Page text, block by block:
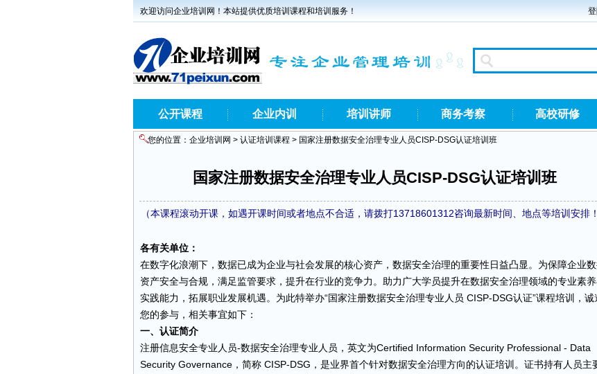
欢迎访问企业培训网！本站提供优质培训课程和培训服务！
公开课程 企业内训 培训讲师 商务考察 高校研修
您的位置： 企业培训网 > 认证培训课程 > 国家注册数据安全治理专业人员CISP-DSG认证培训班
国家注册数据安全治理专业人员CISP-DSG认证培训班
（本课程滚动开课，如遇开课时间或者地点不合适，请拨打13718601312咨询最新时间、地点等培训安排！
各有关单位：
在数字化浪潮下，数据已成为企业与社会发展的核心资产，数据安全治理的重要性日益凸显。为保障企业
资产安全与合规，满足监管要求，提升在行业的竞争力。助力广大学员提升在数据安全治理领域的专业素
实践能力，拓展职业发展机遇。为此特举办“国家注册数据安全治理专业人员 CISP-DSG认证”课程培训，诚
您的参与，相关事宜如下：
一、认证简介
注册信息安全专业人员-数据安全治理专业人员，英文为Certified Information Security Professional - Data
Security Governance，简称 CISP-DSG，是业界首个针对数据安全治理方向的认证培训。证书持有人员主